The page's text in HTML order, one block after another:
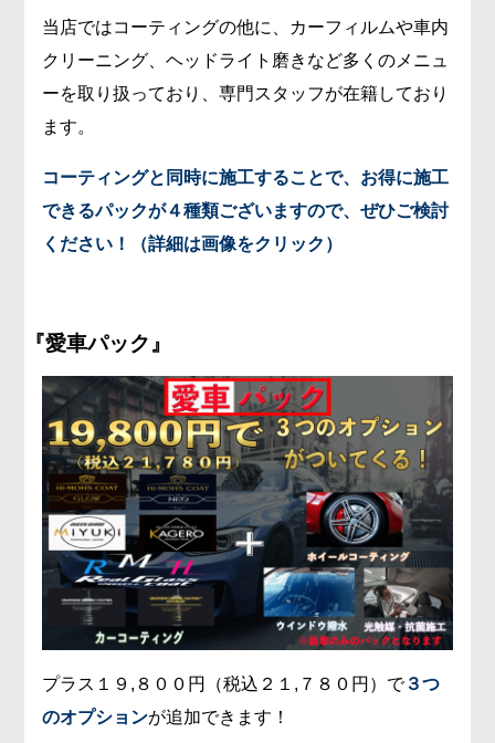
当店ではコーティングの他に、カーフィルムや車内
クリーニング、ヘッドライト磨きなど多くのメニュ
ーを取り扱っており、専門スタッフが在籍しており
ます。
コーティングと同時に施工することで、お得に施工
できるパックが４種類ございますので、ぜひご検討
ください！（詳細は画像をクリック）
『愛車パック』
プラス１９,８００円（税込２１,７８０円）で３つ
のオプションが追加できます！